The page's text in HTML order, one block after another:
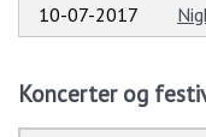
10-07-2017
Koncerter og